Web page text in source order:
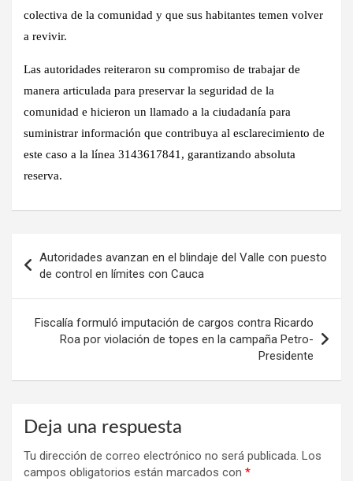
colectiva de la comunidad y que sus habitantes temen volver
a revivir.
Las autoridades reiteraron su compromiso de trabajar de
manera articulada para preservar la seguridad de la
comunidad e hicieron un llamado a la ciudadanía para
suministrar información que contribuya al esclarecimiento de
este caso a la línea 3143617841, garantizando absoluta
reserva.
de
entradas
Autoridades avanzan en el blindaje del Valle con puesto
de control en límites con Cauca
Fiscalía formuló imputación de cargos contra Ricardo
Roa por violación de topes en la campaña Petro-
Presidente
Deja una respuesta
Tu dirección de correo electrónico no será publicada. Los
campos obligatorios están marcados con *